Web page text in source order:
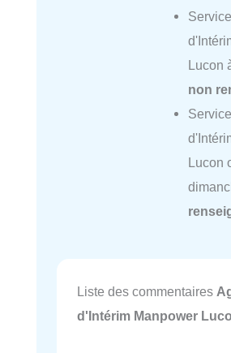
Lucon
non
Lucon
Liste des commentaires
d'Intérim Manpower